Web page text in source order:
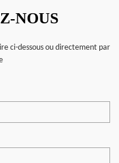
NOUS
ci-dessous ou directement par